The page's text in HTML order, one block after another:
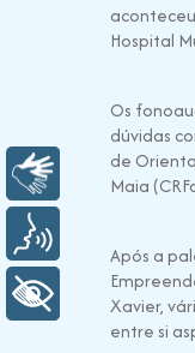
Hospital
Os
dúvidas
de
Maia
Após a
Xavier,
entre si
Libras
+